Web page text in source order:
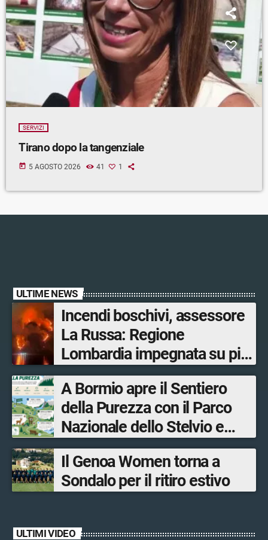
SERVIZI
Tirano dopo la tangenziale
today 5 AGOSTO 2026 41 1
ULTIME NEWS
Incendi boschivi, assessore
La Russa: Regione
Lombardia impegnata su più
fronti, 48 volontari coinvolti
tra le province di Lecco,
Sondrio, Milano e Como
A Bormio apre il Sentiero
della Purezza con il Parco
Nazionale dello Stelvio e
Bormio Tourism
Il Genoa Women torna a
Sondalo per il ritiro estivo
ULTIMI VIDEO